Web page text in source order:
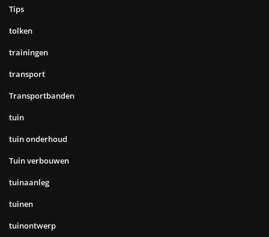
Tips
tolken
trainingen
transport
Transportbanden
tuin
tuin onderhoud
Tuin verbouwen
tuinaanleg
tuinen
tuinontwerp